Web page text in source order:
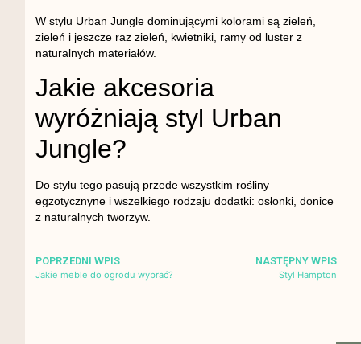
W stylu Urban Jungle dominującymi kolorami są zieleń,
zieleń i jeszcze raz zieleń, kwietniki, ramy od luster z
naturalnych materiałów.
Jakie akcesoria
wyróżniają styl Urban
Jungle?
Do stylu tego pasują przede wszystkim rośliny
egzotycznyne i wszelkiego rodzaju dodatki: osłonki, donice
z naturalnych tworzyw.
POPRZEDNI WPIS
Jakie meble do ogrodu wybrać?
NASTĘPNY WPIS
Styl Hampton